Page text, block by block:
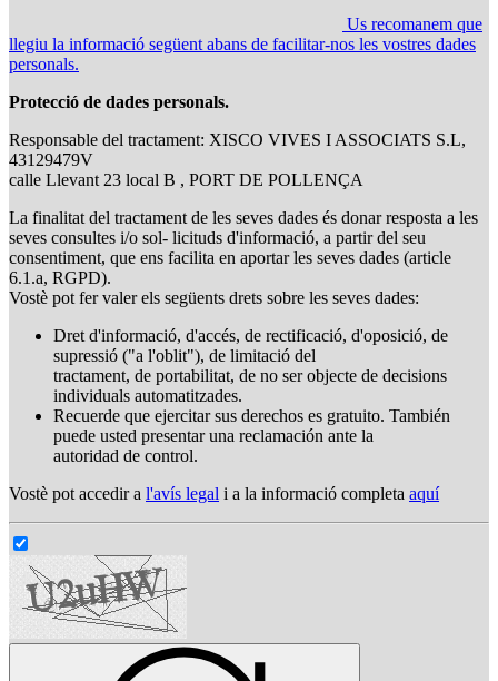
Us recomanem que
llegiu la informació següent abans de facilitar-nos les vostres dades
personals.
Protecció de dades personals.
Responsable del tractament: XISCO VIVES I ASSOCIATS S.L,
43129479V
calle Llevant 23 local B , PORT DE POLLENÇA
La finalitat del tractament de les seves dades és donar resposta a les
seves consultes i/o sol- licituds d'informació, a partir del seu
consentiment, que ens facilita en aportar les seves dades (article
6.1.a, RGPD).
Vostè pot fer valer els següents drets sobre les seves dades:
Dret d'informació, d'accés, de rectificació, d'oposició, de
supressió ("a l'oblit"), de limitació del
tractament, de portabilitat, de no ser objecte de decisions
individuals automatitzades.
Recuerde que ejercitar sus derechos es gratuito. También
puede usted presentar una reclamación ante la
autoridad de control.
Vostè pot accedir a l'avís legal i a la informació completa aquí